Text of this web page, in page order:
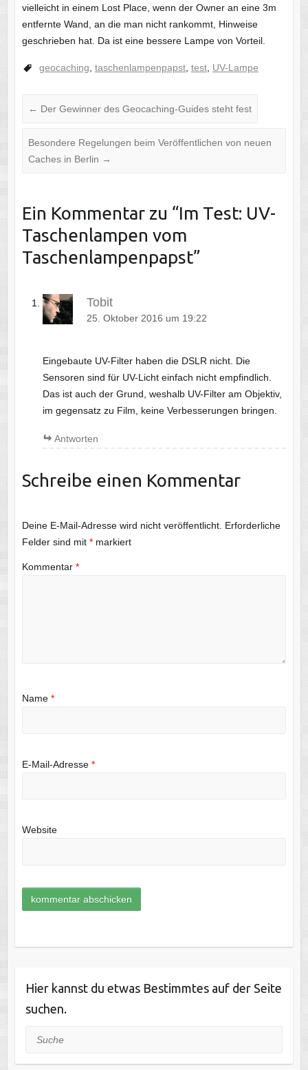
vielleicht in einem Lost Place, wenn der Owner an eine 3m
entfernte Wand, an die man nicht rankommt, Hinweise
geschrieben hat. Da ist eine bessere Lampe von Vorteil.
geocaching taschenlampenpapst, test, UV-Lampe
← Der Gewinner des Geocaching-Guides steht fest
Besondere Regelungen beim Veröffentlichen von neuen
Caches in Berlin →
Ein Kommentar zu “Im Test: UV-
Taschenlampen vom
Taschenlampenpapst”
Tobit
25. Oktober 2016 um 19:22
Eingebaute UV-Filter haben die DSLR nicht. Die
Sensoren sind für UV-Licht einfach nicht empfindlich.
Das ist auch der Grund, weshalb UV-Filter am Objektiv,
im gegensatz zu Film, keine Verbesserungen bringen.
Antworten
Schreibe einen Kommentar
Deine E-Mail-Adresse wird nicht veröffentlicht. Erforderliche
Felder sind mit *markiert
Kommentar *
Name *
E-Mail-Adresse *
Website
Hier kannst du etwas Bestimmtes auf der Seite
suchen.
Suche